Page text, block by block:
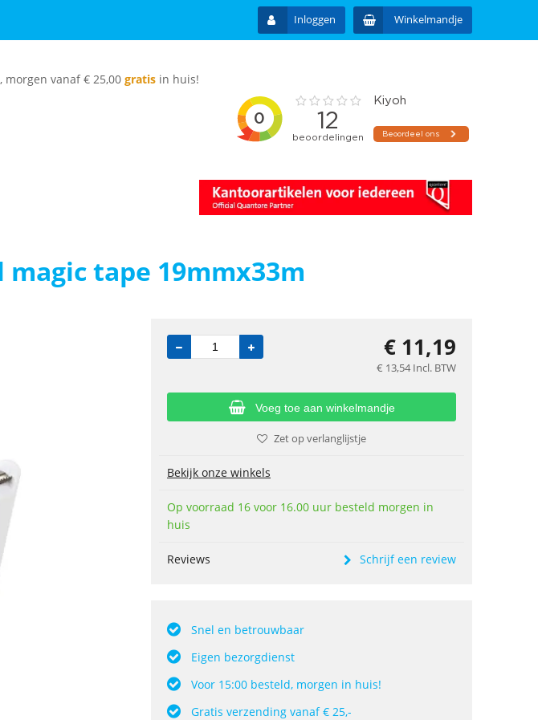
Inloggen Winkelmandje
morgen vanaf € 25,00 gratis in huis!
tape 19mmx33m
€ 11,19
€ 13,54 Incl. BTW
Voeg toe aan winkelmandje
Zet op verlanglijstje
Bekijk onze winkels
Op voorraad 16 voor 16.00 uur besteld morgen in
huis
Reviews Schrijf een review
Snel en betrouwbaar
Eigen bezorgdienst
Voor 15:00 besteld, morgen in huis!
Gratis verzending vanaf € 25,-